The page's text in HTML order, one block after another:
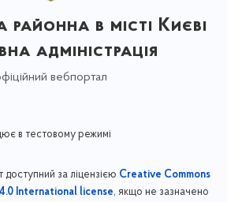
районна в місті Києві
адміністрація
вебпортал
в тестовому режимі
доступний за ліцензією Creative Commons
International license, якщо не зазначено